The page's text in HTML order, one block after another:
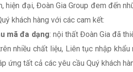
hiện đại, Đoàn Gia Group đem đến
khách hàng với các cam kết:
mã đa dạng: nội thất Đoàn Gia đã
nhiều chất liệu, Liên tục nhập
ứng tất cả các yêu cầu Quý khách